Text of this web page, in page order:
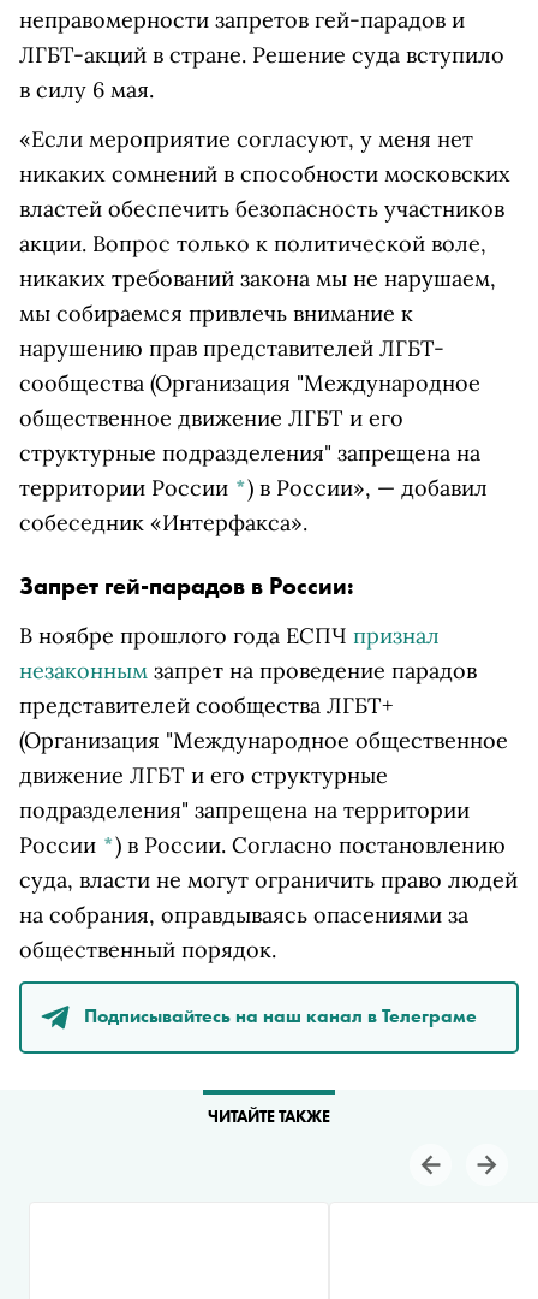
неправомерности запретов гей-парадов и
ЛГБТ-акций в стране. Решение суда вступило
в силу 6 мая.
«Если мероприятие согласуют, у меня нет
никаких сомнений в способности московских
властей обеспечить безопасность участников
акции. Вопрос только к политической воле,
никаких требований закона мы не нарушаем,
мы собираемся привлечь внимание к
нарушению прав представителей ЛГБТ-
сообщества (Организация "Международное
общественное движение ЛГБТ и его
структурные подразделения" запрещена на
территории России *) в России», — добавил
собеседник «Интерфакса».
Запрет гей-парадов в России:
В ноябре прошлого года ЕСПЧ признал
незаконным запрет на проведение парадов
представителей сообщества ЛГБТ+
(Организация "Международное общественное
движение ЛГБТ и его структурные
подразделения" запрещена на территории
России *) в России. Согласно постановлению
суда, власти не могут ограничить право людей
на собрания, оправдываясь опасениями за
общественный порядок.
Подписывайтесь на наш канал в Телеграме
ЧИТАЙТЕ ТАКЖЕ